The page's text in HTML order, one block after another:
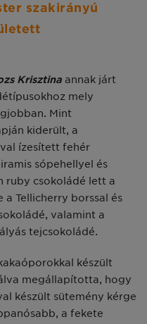
szakirányú
Krisztina annak járt
mely
Mint
kiderült, a
ízesített fehér
sópehellyel és
ruby csokoládé lett a
a Tellicherry borssal és
valamint a
tejcsokoládé.
készült
megállapította, hogy
készült sütemény kérge
a fekete